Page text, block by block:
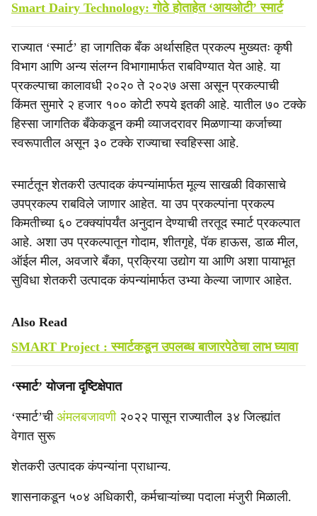
Smart Dairy Technology: गोठे होताहेत ‘आयओटी’ स्मार्ट
राज्यात ‘स्मार्ट’ हा जागतिक बँक अर्थासहित प्रकल्प मुख्यतः कृषी
विभाग आणि अन्य संलग्न विभागामार्फत राबविण्यात येत आहे. या
प्रकल्पाचा कालावधी २०२० ते २०२७ असा असून प्रकल्पाची
किंमत सुमारे २ हजार १०० कोटी रुपये इतकी आहे. यातील ७० टक्के
हिस्सा जागतिक बँकेकडून कमी व्याजदरावर मिळणाऱ्या कर्जाच्या
स्वरूपातील असून ३० टक्के राज्याचा स्वहिस्सा आहे.
स्मार्टतून शेतकरी उत्पादक कंपन्यांमार्फत मूल्य साखळी विकासाचे
उपप्रकल्प राबविले जाणार आहेत. या उप प्रकल्पांना प्रकल्प
किमतीच्या ६० टक्क्यांपर्यंत अनुदान देण्याची तरतूद स्मार्ट प्रकल्पात
आहे. अशा उप प्रकल्पातून गोदाम, शीतगृहे, पॅक हाऊस, डाळ मील,
ऑईल मील, अवजारे बँका, प्रक्रिया उद्योग या आणि अशा पायाभूत
सुविधा शेतकरी उत्पादक कंपन्यांमार्फत उभ्या केल्या जाणार आहेत.
Also Read
SMART Project : स्मार्टकडून उपलब्ध बाजारपेठेचा लाभ घ्यावा
‘स्मार्ट’ योजना दृष्टिक्षेपात
‘स्मार्ट’ची अंमलबजावणी२०२२ पासून राज्यातील ३४ जिल्ह्यांत
वेगात सुरू
शेतकरी उत्पादक कंपन्यांना प्राधान्य.
शासनाकडून ५०४ अधिकारी, कर्मचाऱ्यांच्या पदाला मंजुरी मिळाली.